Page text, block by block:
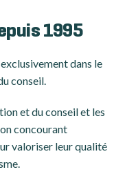
1995
dans le
conseil.
et du conseil et les
concourant
valoriser leur qualité